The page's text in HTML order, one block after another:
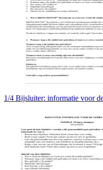
1/4 Bijsluiter: informatie voor